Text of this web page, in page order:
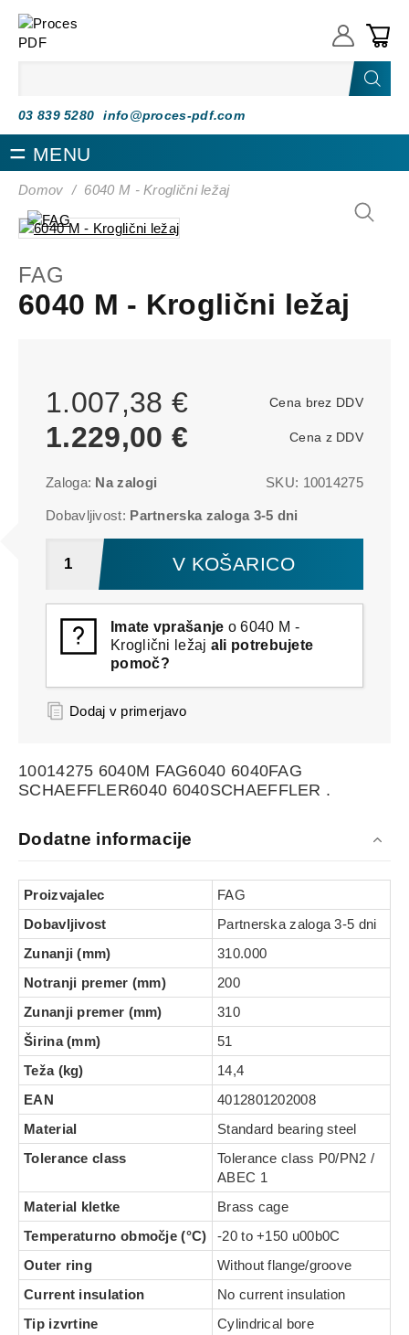
03 839 5280 info@proces-pdf.com
MENU
Domov / 6040 M - Kroglični ležaj
FAG
6040 M - Kroglični ležaj
Cena brez DDV
1.007,38 €
Cena z DDV
1.229,00 €
SKU: 10014275
Zaloga: Na zalogi
Dobavljivost: Partnerska zaloga 3-5 dni
V KOŠARICO
Imate vprašanje o 6040 M -
Kroglični ležaj ali potrebujete
pomoč?
Dodaj v primerjavo
10014275 6040M FAG6040 6040FAG
SCHAEFFLER6040 6040SCHAEFFLER .
Dodatne informacije
Proizvajalec
FAG
Dobavljivost
Partnerska zaloga 3-5 dni
Zunanji (mm)
310.000
Notranji premer (mm)
200
Zunanji premer (mm)
310
Širina (mm)
51
Teža (kg)
14,4
EAN
4012801202008
Material
Standard bearing steel
Tolerance class
Tolerance class P0/PN2 /
ABEC 1
Material kletke
Brass cage
Temperaturno območje (°C)
-20 to +150 u00b0C
Outer ring
Without flange/groove
Current insulation
No current insulation
Tip izvrtine
Cylindrical bore